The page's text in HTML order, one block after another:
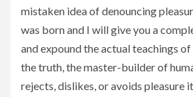
mistaken idea of denouncing
was born and I will give you a
and expound the actual teachings
the truth, the master-builder of
rejects, dislikes, or avoids pleasure